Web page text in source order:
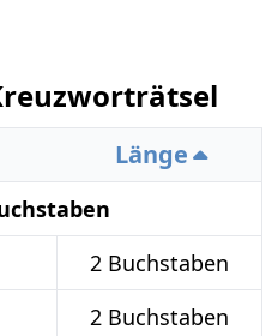
Länge
2 Buchstaben
2 Buchstaben